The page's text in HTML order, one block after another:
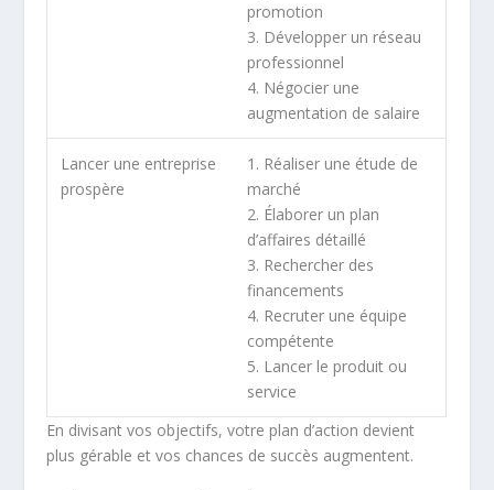
promotion
3. Développer un réseau
professionnel
4. Négocier une
augmentation de salaire
Lancer une entreprise
prospère
1. Réaliser une étude de
marché
2. Élaborer un plan
d’affaires détaillé
3. Rechercher des
financements
4. Recruter une équipe
compétente
5. Lancer le produit ou
service
En divisant vos objectifs, votre plan d’action devient
plus gérable et vos chances de succès augmentent.